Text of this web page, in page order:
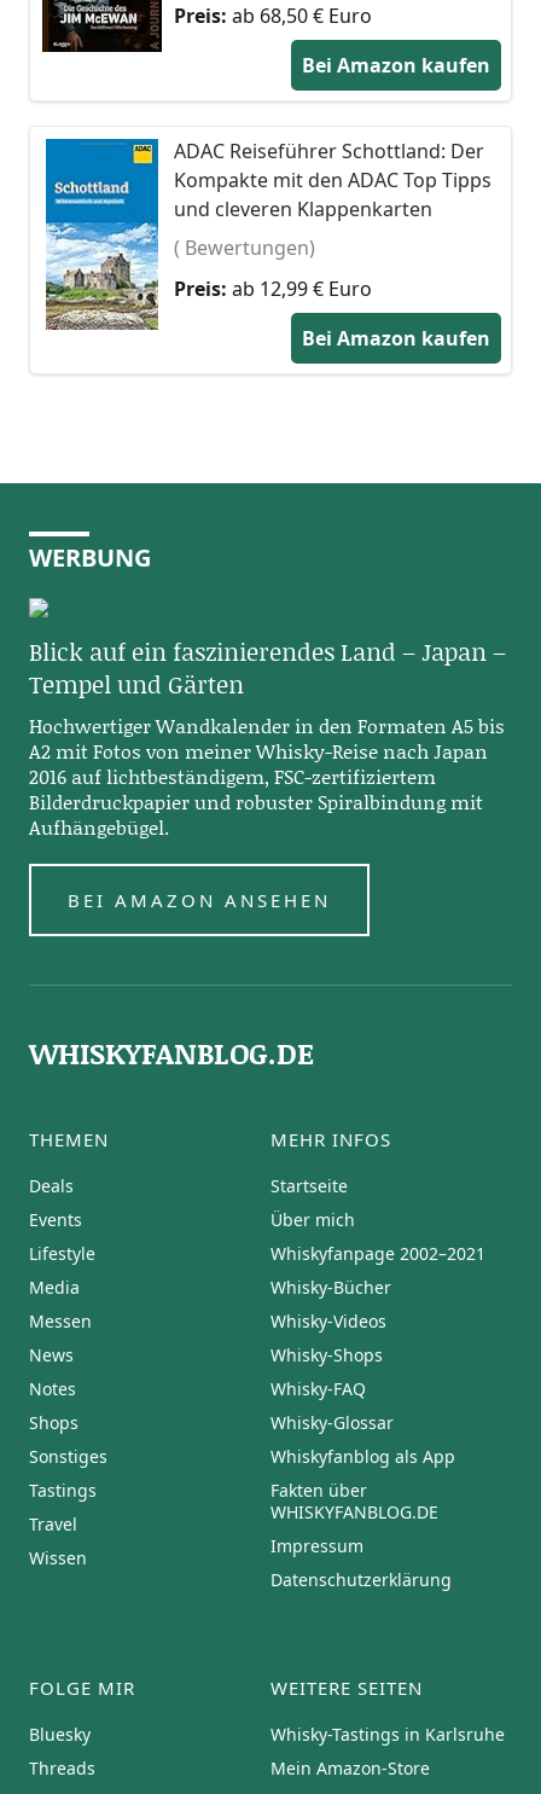
Preis: ab 68,50 € Euro
Bei Amazon kaufen
ADAC Reiseführer Schottland: Der
Kompakte mit den ADAC Top Tipps
und cleveren Klappenkarten
( Bewertungen)
Preis: ab 12,99 € Euro
Bei Amazon kaufen
WERBUNG
Blick auf ein faszinierendes Land – Japan –
Tempel und Gärten
Hochwertiger Wandkalender in den Formaten A5 bis
A2 mit Fotos von meiner Whisky-Reise nach Japan
2016 auf lichtbeständigem, FSC-zertifiziertem
Bilderdruckpapier und robuster Spiralbindung mit
Aufhängebügel.
BEI AMAZON ANSEHEN
WHISKYFANBLOG.DE
THEMEN
Deals
Events
Lifestyle
Media
Messen
News
Notes
Shops
Sonstiges
Tastings
Travel
Wissen
MEHR INFOS
Startseite
Über mich
Whiskyfanpage 2002–2021
Whisky-Bücher
Whisky-Videos
Whisky-Shops
Whisky-FAQ
Whisky-Glossar
Whiskyfanblog als App
Fakten über
WHISKYFANBLOG.DE
Impressum
Datenschutzerklärung
FOLGE MIR
Bluesky
Threads
WEITERE SEITEN
Whisky-Tastings in Karlsruhe
Mein Amazon-Store